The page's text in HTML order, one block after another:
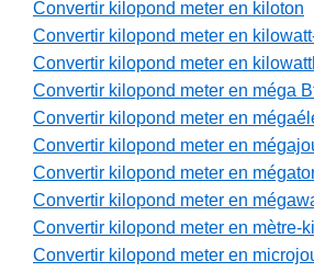
Convertir kilopond meter en kiloton
Convertir kilopond meter en
Convertir kilopond meter en
Convertir kilopond meter en méga
Convertir kilopond meter en
Convertir kilopond meter en
Convertir kilopond meter en
Convertir kilopond meter en
Convertir kilopond meter en mètre-
Convertir kilopond meter en